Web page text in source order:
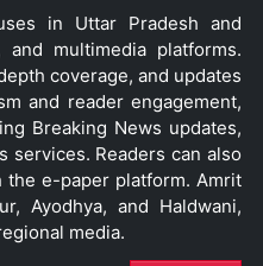
in Uttar Pradesh and
multimedia platforms.
coverage, and updates
and reader engagement,
Breaking News updates,
services. Readers can also
the e-paper platform. Amrit
Ayodhya, and Haldwani,
media.